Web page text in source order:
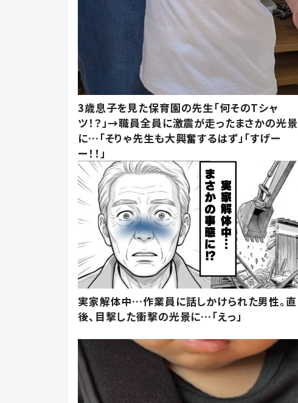
3歳息子を見た保育園の先生「何そのTシャ
ツ！？」→職員全員に激震が走ったまさかの光景
に…「そりゃ先生も大興奮するはず」「すげー
ー！！」
実家解体中…作業員に話しかけられた男性。直
後、目撃した衝撃の光景に…「えっ」